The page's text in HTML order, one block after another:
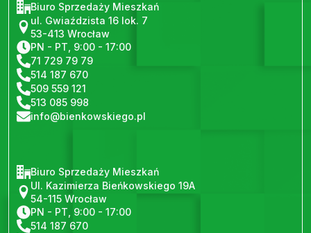
Biuro Sprzedaży Mieszkań
ul. Gwiaździsta 16 lok. 7
53-413 Wrocław
PN - PT, 9:00 - 17:00
71 729 79 79
514 187 670
509 559 121
513 085 998
info@bienkowskiego.pl
Biuro Sprzedaży Mieszkań
Ul. Kazimierza Bieńkowskiego 19A
54-115 Wrocław
PN - PT, 9:00 - 17:00
514 187 670